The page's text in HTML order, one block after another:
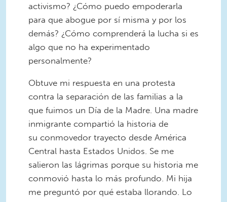
activismo? ¿Cómo puedo empoderarla
para que abogue por sí misma y por los
demás? ¿Cómo comprenderá la lucha si es
algo que no ha experimentado
personalmente?
Obtuve mi respuesta en una protesta
contra la separación de las familias a la
que fuimos un Día de la Madre. Una madre
inmigrante compartió la historia de
su conmovedor trayecto desde América
Central hasta Estados Unidos. Se me
salieron las lágrimas porque su historia me
conmovió hasta lo más profundo. Mi hija
me preguntó por qué estaba llorando. Lo